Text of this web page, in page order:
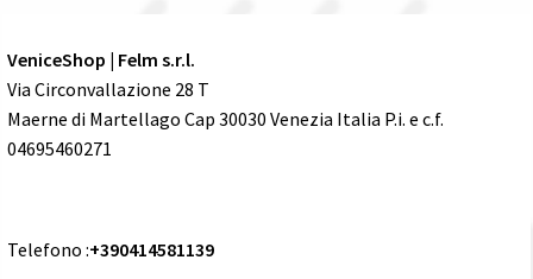
VeniceShop | Felm s.r.l.
Via Circonvallazione 28 T
Maerne di Martellago Cap 30030 Venezia Italia P.i. e c.f.
04695460271
Telefono :+390414581139